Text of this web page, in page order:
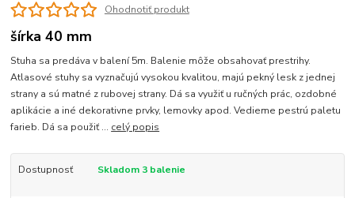
Ohodnotiť produkt
šírka 40 mm
Stuha sa predáva v balení 5m. Balenie môže obsahovať prestrihy.
Atlasové stuhy sa vyznačujú vysokou kvalitou, majú pekný lesk z jednej
strany a sú matné z rubovej strany. Dá sa využiť u ručných prác, ozdobné
aplikácie a iné dekorativne prvky, lemovky apod. Vedieme pestrú paletu
farieb. Dá sa použiť ... celý popis
Dostupnosť Skladom 3 balenie